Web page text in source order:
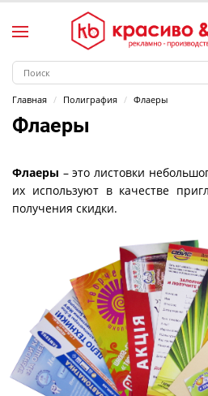
Главная Полиграфия Флаеры
Флаеры
Флаеры – это листовки
их используют в качестве
получения скидки.